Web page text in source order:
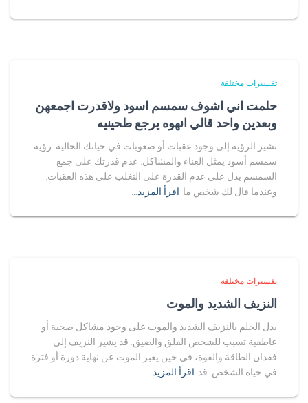
تفسيرات مختلفة
حلمت اني اشوف سمسم اسود ولاقدرت اجمعهن
وبعدين واحد قالي انهوه يرجع طحينيه
تشير الرؤية إلى وجود عقبات أو صعوبات في حياتك الحالية. رؤية
سمسم أسود يمثل العناء والمشاكل. عدم قدرتك على جمع
السمسم يدل على عدم القدرة على التغلب على هذه العقبات.
وعندما قال لك شخص ما اقرأ المزيد…
تفسيرات مختلفة
النزيف الشديد والموت
يدل الحلم بالنزيف الشديد والموت على وجود مشاكل صحية أو
عاطفية تسبب للشخص القلق والضيق. قد يشير النزيف إلى
فقدان الطاقة والقوة، في حين يعبر الموت عن نهاية دورة أو فترة
في حياة الشخص. قد اقرأ المزيد…